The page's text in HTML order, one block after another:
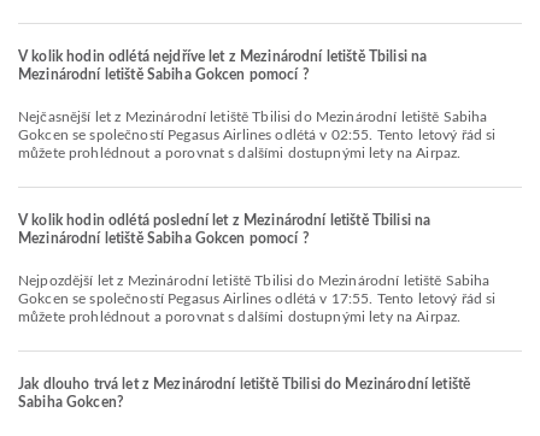
V kolik hodin odlétá nejdříve let z Mezinárodní letiště Tbilisi na
Mezinárodní letiště Sabiha Gokcen pomocí ?
Nejčasnější let z Mezinárodní letiště Tbilisi do Mezinárodní letiště Sabiha
Gokcen se společností Pegasus Airlines odlétá v 02:55. Tento letový řád si
můžete prohlédnout a porovnat s dalšími dostupnými lety na Airpaz.
V kolik hodin odlétá poslední let z Mezinárodní letiště Tbilisi na
Mezinárodní letiště Sabiha Gokcen pomocí ?
Nejpozdější let z Mezinárodní letiště Tbilisi do Mezinárodní letiště Sabiha
Gokcen se společností Pegasus Airlines odlétá v 17:55. Tento letový řád si
můžete prohlédnout a porovnat s dalšími dostupnými lety na Airpaz.
Jak dlouho trvá let z Mezinárodní letiště Tbilisi do Mezinárodní letiště
Sabiha Gokcen?